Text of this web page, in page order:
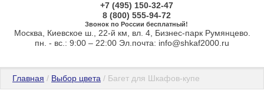
+7 (495) 150-32-47
8 (800) 555-94-72
Звонок по России бесплатный!
Москва, Киевское ш., 22-й км, вл. 4, Бизнес-парк Румянцево.
пн. - вс.: 9:00 – 22:00 Эл.почта: info@shkaf2000.ru
Главная / Выбор цвета / Багет для Шкафов-купе